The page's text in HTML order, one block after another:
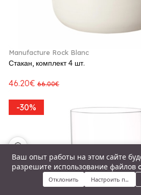
Меню Категории
Manufacture Rock Blanc
Стакан, комплект 4 шт.
46.20€ 66.00€
-30%
Ваш опыт работы на этом сайте
разрешите использование файлов
Отклонить Настроить
🍪